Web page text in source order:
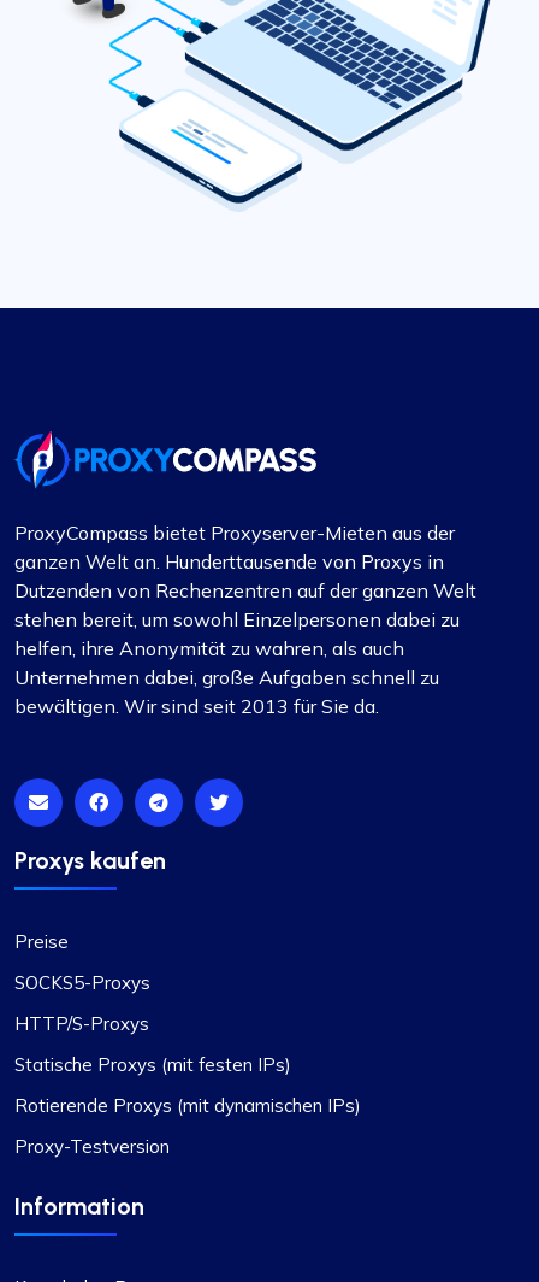
ProxyCompass bietet Proxyserver-Mieten aus der
ganzen Welt an. Hunderttausende von Proxys in
Dutzenden von Rechenzentren auf der ganzen Welt
stehen bereit, um sowohl Einzelpersonen dabei zu
helfen, ihre Anonymität zu wahren, als auch
Unternehmen dabei, große Aufgaben schnell zu
bewältigen. Wir sind seit 2013 für Sie da.
Proxys kaufen
Preise
SOCKS5-Proxys
HTTP/S-Proxys
Statische Proxys (mit festen IPs)
Rotierende Proxys (mit dynamischen IPs)
Proxy-Testversion
Information